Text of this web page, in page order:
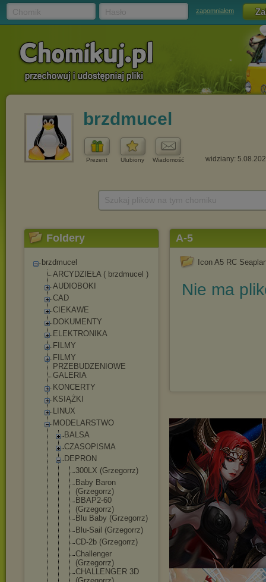
zapomniałem
brzdmucel
Prezent Ulubiony Wiadomość widziany:
Foldery
brzdmucel
ARCYDZIEŁA ( brzdmucel )
AUDIOBOKI
CAD
CIEKAWE
DOKUMENTY
ELEKTRONIKA
FILMY
FILMY
PRZEBUDZENIOWE
GALERIA
KONCERTY
KSIĄŻKI
LINUX
MODELARSTWO
BALSA
CZASOPISMA
DEPRON
300LX (Grzegorrz)
Baby Baron
(Grzegorrz)
BBAP2-60
(Grzegorrz)
Blu Baby (Grzegorrz)
Blu-Sail (Grzegorrz)
CD-2b (Grzegorrz)
Challenger
(Grzegorrz)
CHALLENGER 3D
A-5
Icon A5 RC
Nie ma